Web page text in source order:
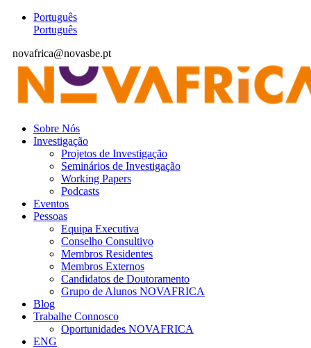
Português
Português
novafrica@novasbe.pt
Sobre Nós
Investigação
Projetos de Investigação
Seminários de Investigação
Working Papers
Podcasts
Eventos
Pessoas
Equipa Executiva
Conselho Consultivo
Membros Residentes
Membros Externos
Candidatos de Doutoramento
Grupo de Alunos NOVAFRICA
Blog
Trabalhe Connosco
Oportunidades NOVAFRICA
ENG